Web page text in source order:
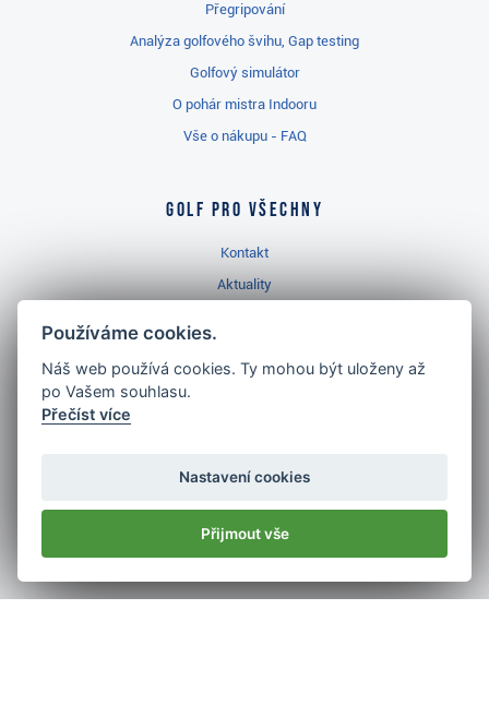
Přegripování
Analýza golfového švihu, Gap testing
Golfový simulátor
O pohár mistra Indooru
Vše o nákupu - FAQ
Golf pro všechny
Kontakt
Aktuality
Golfový slovník
Nejlépe hodnocený
v ČR
Používáme cookies.
Náš web používá cookies. Ty mohou být uloženy až
po Vašem souhlasu.
Přečíst více
Nastavení cookies
Přijmout vše